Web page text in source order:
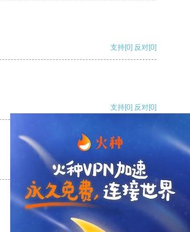
支持[0] 反对[0]
支持[0] 反对[0]
支持[0] 反对
支持